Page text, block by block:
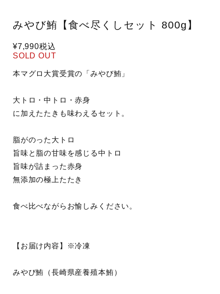
みやび鮪【食べ尽くしセット 800g】
¥7,990税込
SOLD OUT
本マグロ大賞受賞の「みやび鮪」
大トロ・中トロ・赤身
に加えたたきも味わえるセット。
脂がのった大トロ
旨味と脂の甘味を感じる中トロ
旨味が詰まった赤身
無添加の極上たたき
食べ比べながらお愉しみください。
【お届け内容】※冷凍
みやび鮪（長崎県産養殖本鮪）